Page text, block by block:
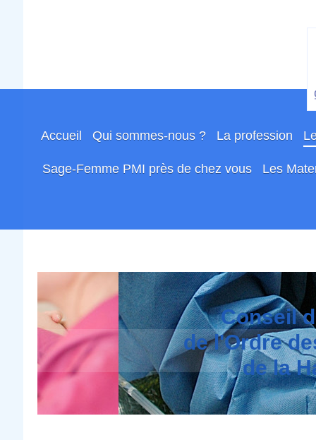
Accueil Qui sommes-nous ? La profession
Sage-Femme PMI près de chez vous Les
Conseil
de l'Ordre
de la